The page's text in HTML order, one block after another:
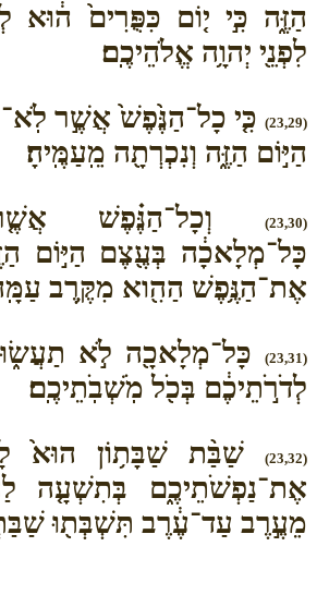
הַזֶּ֑ה כִּ֣י י֤וֹם כִּפֻּרִים֙ ה֔וּא
לִפְנֵ֖י יְהוָ֥ה אֱלֹהֵיכֶֽם׃
(23,29)
כִּ֤י כָל־הַנֶּ֙פֶשׁ֙ אֲשֶׁ֣ר
הַיּ֣וֹם הַזֶּ֑ה וְנִכְרְתָ֖ה מֵֽעַמֶּֽיהָ׃
(23,30)
וְכָל־הַנֶּ֗פֶשׁ
כָּל־מְלָאכָ֔ה בְּעֶ֖צֶם הַיּ֣וֹם
אֶת־הַנֶּ֥פֶשׁ הַהִ֖וא מִקֶּ֥רֶב
(23,31)
כָּל־מְלָאכָ֖ה לֹ֣א
לְדֹרֹ֣תֵיכֶ֔ם בְּכֹ֖ל מֹֽשְׁבֹֽתֵיכֶֽם׃
(23,32)
שַׁבַּ֨ת שַׁבָּת֥וֹן הוּא֙
אֶת־נַפְשֹׁתֵיכֶ֑ם בְּתִשְׁעָ֤ה
מֵעֶ֣רֶב עַד־עֶ֔רֶב תִּשְׁבְּת֖וּ